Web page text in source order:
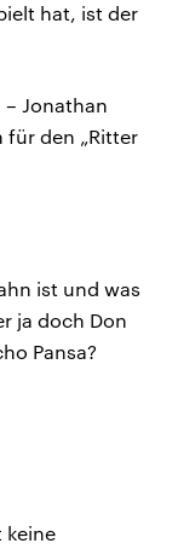
hat, ist der
Jonathan
für den „Ritter
ist und was
ja doch Don
Pansa?
keine